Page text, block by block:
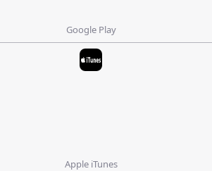
Google Play
Apple iTunes